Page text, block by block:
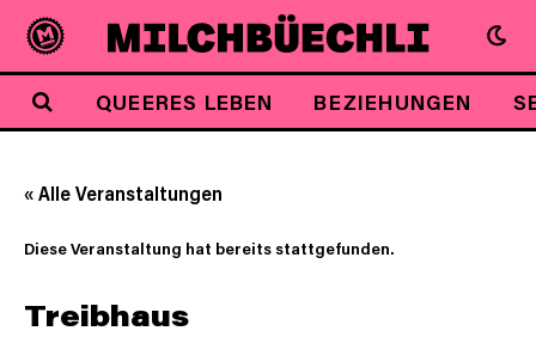
QUEERES LEBEN BEZIEHUNGEN
« Alle Veranstaltungen
Diese Veranstaltung hat bereits stattgefunden.
Treibhaus